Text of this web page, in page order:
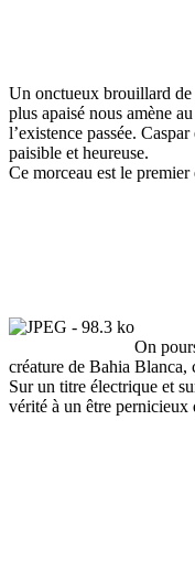
Un onctueux brouillard de
plus apaisé nous amène
l’existence passée.
paisible et heureuse.
Ce morceau est le
On
créature de Bahia
Sur un titre électrique et
vérité à un être pernicieux